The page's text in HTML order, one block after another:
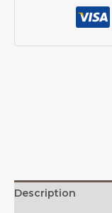
trucker,
Description